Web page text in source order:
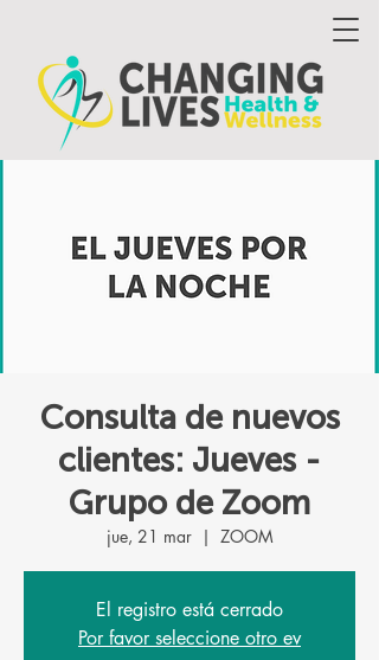
Consulta de nuevos
clientes: Jueves -
Grupo de Zoom
jue, 21 mar
  |
ZOOM
El registro está cerrado
Por favor seleccione otro ev